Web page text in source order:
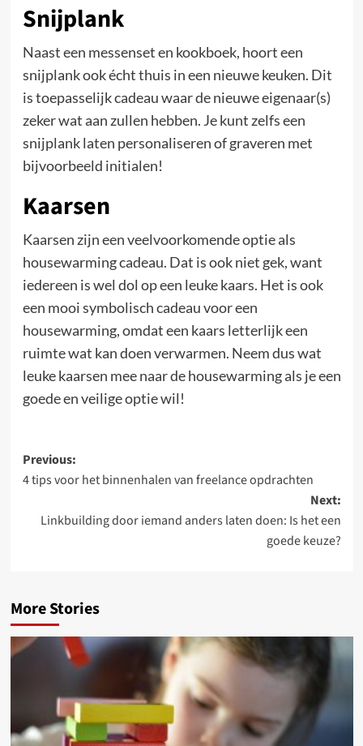
Snijplank
Naast een messenset en kookboek, hoort een
snijplank ook écht thuis in een nieuwe keuken. Dit
is toepasselijk cadeau waar de nieuwe eigenaar(s)
zeker wat aan zullen hebben. Je kunt zelfs een
snijplank laten personaliseren of graveren met
bijvoorbeeld initialen!
Kaarsen
Kaarsen zijn een veelvoorkomende optie als
housewarming cadeau. Dat is ook niet gek, want
iedereen is wel dol op een leuke kaars. Het is ook
een mooi symbolisch cadeau voor een
housewarming, omdat een kaars letterlijk een
ruimte wat kan doen verwarmen. Neem dus wat
leuke kaarsen mee naar de housewarming als je een
goede en veilige optie wil!
Post
navigation
Previous:
4 tips voor het binnenhalen van freelance opdrachten
Next:
Linkbuilding door iemand anders laten doen: Is het een
goede keuze?
More Stories